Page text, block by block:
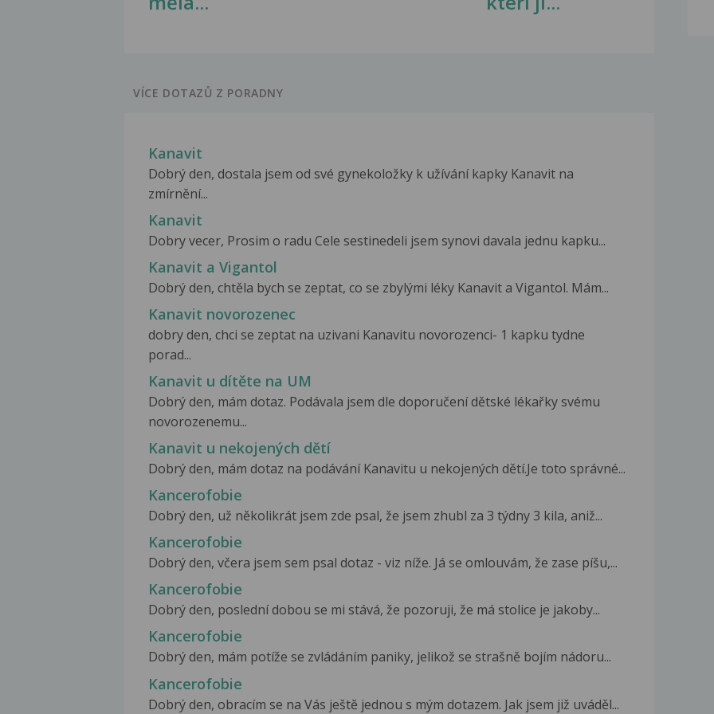
VÍCE DOTAZŮ Z PORADNY
Kanavit
Dobrý den, dostala jsem od své gynekoložky k užívání kapky Kanavit na
zmírnění...
Kanavit
Dobry vecer, Prosim o radu Cele sestinedeli jsem synovi davala jednu kapku...
Kanavit a Vigantol
Dobrý den, chtěla bych se zeptat, co se zbylými léky Kanavit a Vigantol. Mám...
Kanavit novorozenec
dobry den, chci se zeptat na uzivani Kanavitu novorozenci- 1 kapku tydne
porad...
Kanavit u dítěte na UM
Dobrý den, mám dotaz. Podávala jsem dle doporučení dětské lékařky svému
novorozenemu...
Kanavit u nekojených dětí
Dobrý den, mám dotaz na podávání Kanavitu u nekojených dětí.Je toto správné...
Kancerofobie
Dobrý den, už několikrát jsem zde psal, že jsem zhubl za 3 týdny 3 kila, aniž...
Kancerofobie
Dobrý den, včera jsem sem psal dotaz - viz níže. Já se omlouvám, že zase píšu,...
Kancerofobie
Dobrý den, poslední dobou se mi stává, že pozoruji, že má stolice je jakoby...
Kancerofobie
Dobrý den, mám potíže se zvládáním paniky, jelikož se strašně bojím nádoru...
Kancerofobie
Dobrý den, obracím se na Vás ještě jednou s mým dotazem. Jak jsem již uváděl...